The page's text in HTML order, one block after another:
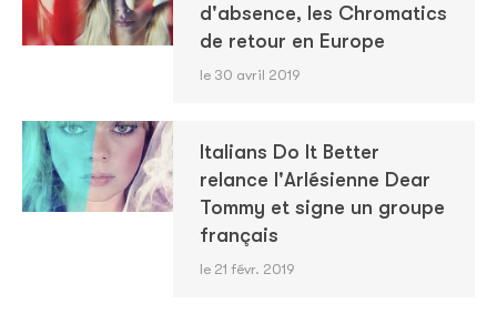
d'absence, les Chromatics
de retour en Europe
le 30 avril 2019
Italians Do It Better
relance l'Arlésienne Dear
Tommy et signe un groupe
français
le 21 févr. 2019